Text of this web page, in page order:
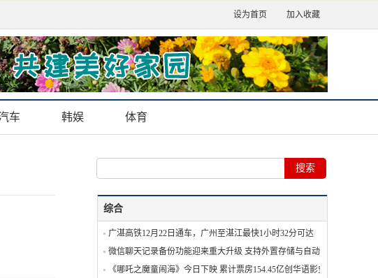
设为首页 加入收藏
车 韩娱 体育
综合
广湛高铁12月22日通车，广州至湛江最快1小时32分可达
微信聊天记录备份功能迎来重大升级 支持外置存储与自动备份
《哪吒之魔童闹海》今日下映 累计票房154.45亿创华语影史新纪录